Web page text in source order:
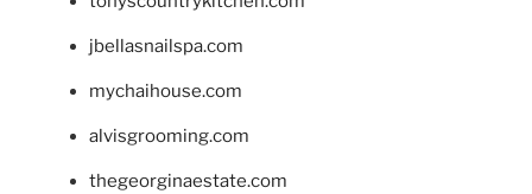
jbellasnailspa.com
mychaihouse.com
alvisgrooming.com
thegeorginaestate.com